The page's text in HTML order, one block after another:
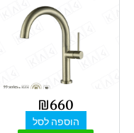
₪660
הוספה לסל